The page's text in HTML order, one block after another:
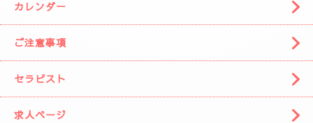
🍀料金システム🍀
🌈( 出張システム)🌈
🩷りりさんのコース🩷